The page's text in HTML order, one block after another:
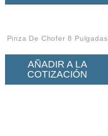
Pinza De Chofer 8 Pulgadas
AÑADIR A LA
COTIZACIÓN